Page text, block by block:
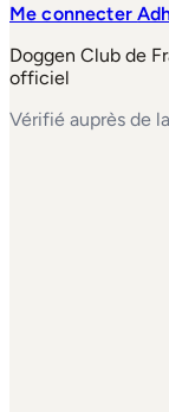
Me connecter
Doggen Club de
officiel
Vérifié auprès de